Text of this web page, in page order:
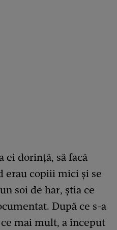
ei dorință, să facă
erau copiii mici și se
soi de har, știa ce
După ce s-a
mai mult, a început